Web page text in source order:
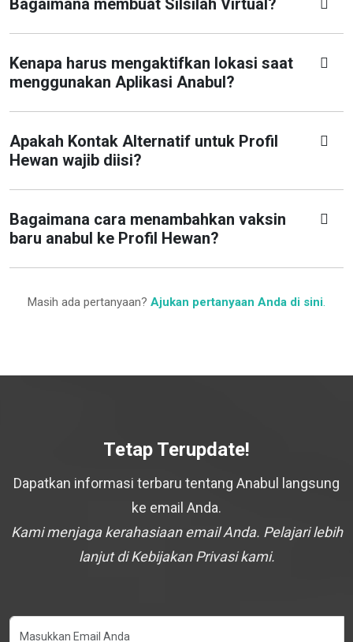
Bagaimana membuat Silsilah Virtual?
Kenapa harus mengaktifkan lokasi saat
menggunakan Aplikasi Anabul?
Apakah Kontak Alternatif untuk Profil
Hewan wajib diisi?
Bagaimana cara menambahkan vaksin
baru anabul ke Profil Hewan?
Masih ada pertanyaan? Ajukan pertanyaan Anda di sini.
Tetap Terupdate!
Dapatkan informasi terbaru tentang Anabul langsung
ke email Anda.
Kami menjaga kerahasiaan email Anda. Pelajari lebih
lanjut di Kebijakan Privasi kami.